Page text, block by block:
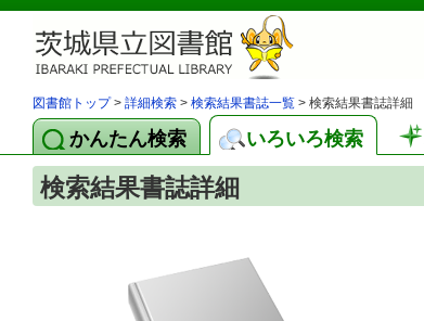
図書館トップ> 詳細検索 > 検索結果書誌一覧 > 検索結果書誌詳細
かんたん検索 いろいろ検索
検索結果書誌詳細